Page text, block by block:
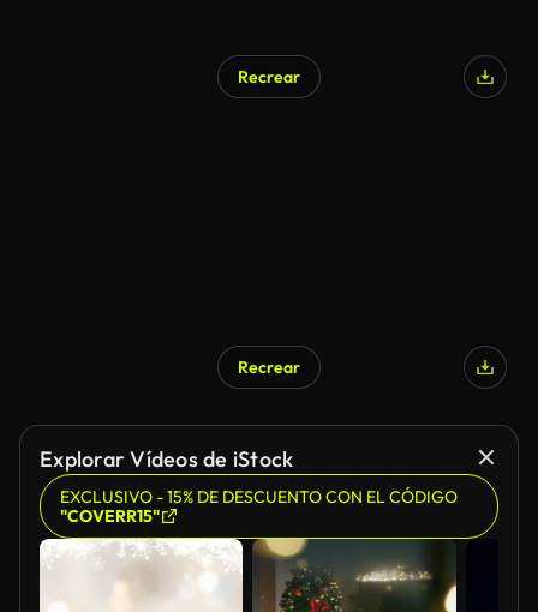
Recrear
Recrear
Explorar Vídeos de iStock
EXCLUSIVO - 15% DE DESCUENTO CON EL CÓDIGO
"COVERR15"